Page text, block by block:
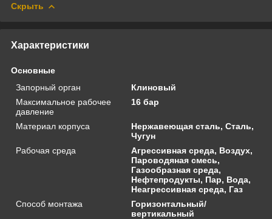
Скрыть
Характеристики
Основные
Запорный орган
Клиновый
Максимальное рабочее
давление
16 бар
Материал корпуса
Нержавеющая сталь, Сталь,
Чугун
Рабочая среда
Агрессивная среда, Воздух,
Пароводяная смесь,
Газообразная среда,
Нефтепродукты, Пар, Вода,
Неагрессивная среда, Газ
Способ монтажа
Горизонтальный/
вертикальный